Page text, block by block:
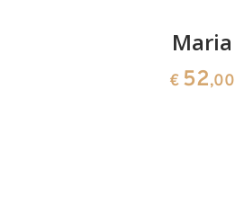
Maria
€ 52,00